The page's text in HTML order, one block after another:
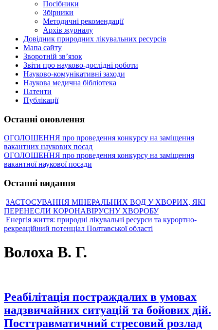
Посібники
Збірники
Методичні рекомендації
Архів журналу
Довідник природних лікувальних ресурсів
Мапа сайту
Зворотній зв’язок
Звіти про науково-дослідні роботи
Науково-комунікативні заходи
Наукова медична бібліотека
Патенти
Публікації
Останні оновлення
ОГОЛОШЕННЯ про проведення конкурсу на заміщення
вакантних наукових посад
ОГОЛОШЕННЯ про проведення конкурсу на заміщення
вакантної наукової посади
Останні видання
ЗАСТОСУВАННЯ МІНЕРАЛЬНИХ ВОД У ХВОРИХ, ЯКІ
ПЕРЕНЕСЛИ КОРОНАВІРУСНУ ХВОРОБУ
Енергія життя: природні лікувальні ресурси та курортно-
рекреаційний потенціал Полтавської області
Волоха В. Г.
Реабілітація постраждалих в умовах
надзвичайних ситуацій та бойових дій.
Посттравматичний стресовий розлад